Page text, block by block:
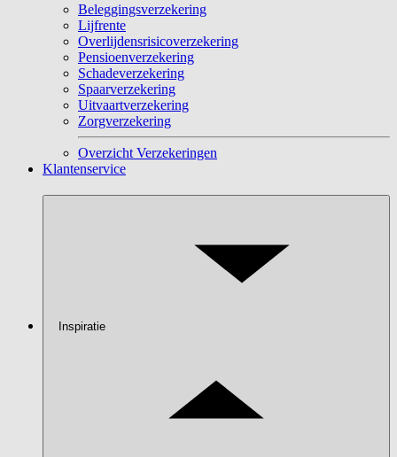
Beleggingsverzekering
Lijfrente
Overlijdensrisicoverzekering
Pensioenverzekering
Schadeverzekering
Spaarverzekering
Uitvaartverzekering
Zorgverzekering
Overzicht Verzekeringen
Klantenservice
Inspiratie